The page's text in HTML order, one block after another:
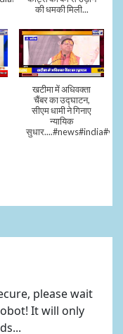
की धमकी मिली...
खटीमा में अधिवक्ता
चैंबर का उद्घाटन,
सीएम धामी ने गिनाए
न्यायिक